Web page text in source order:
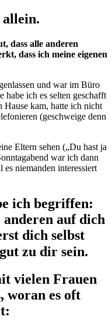
dass alle anderen
dass ich meine eigenen
und war im Büro
habe ich es selten geschafft
kam, hatte ich nicht
(geschweige denn
Eltern sehen („Du hast ja
war ich dann
niemanden interessiert
ich begriffen:
auf dich
dich selbst
zu dir sein.
vielen Frauen
woran es oft